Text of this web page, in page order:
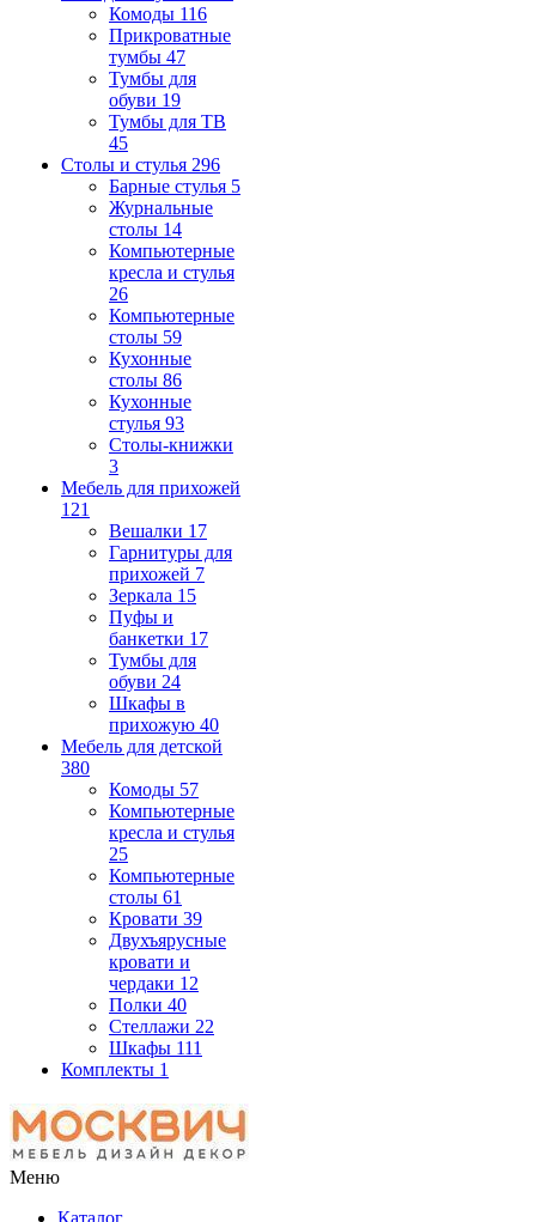
Комоды 116
Прикроватные
тумбы 47
Тумбы для
обуви 19
Тумбы для ТВ
45
Столы и стулья 296
Барные стулья 5
Журнальные
столы 14
Компьютерные
кресла и стулья
26
Компьютерные
столы 59
Кухонные
столы 86
Кухонные
стулья 93
Столы-книжки
3
Мебель для прихожей
121
Вешалки 17
Гарнитуры для
прихожей 7
Зеркала 15
Пуфы и
банкетки 17
Тумбы для
обуви 24
Шкафы в
прихожую 40
Мебель для детской
380
Комоды 57
Компьютерные
кресла и стулья
25
Компьютерные
столы 61
Кровати 39
Двухъярусные
кровати и
чердаки 12
Полки 40
Стеллажи 22
Шкафы 111
Комплекты 1
Меню
Каталог